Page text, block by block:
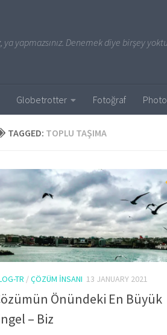
ya yapmazsınız. Denemek diye birşey
Globetrotter Fotoğraf
TAGGED: TOPLU TAŞIMA
TR /ÇÖZÜM İNSANI 13 JANUARY 2021
Önündeki En Büyük
– Biz